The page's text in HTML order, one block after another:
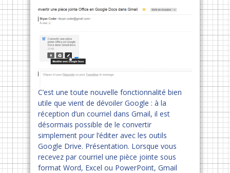
C’est une toute nouvelle fonctionnalité bien
utile que vient de dévoiler Google : à la
réception d’un courriel dans Gmail, il est
désormais possible de le convertir
simplement pour l’éditer avec les outils
Google Drive. Présentation. Lorsque vous
recevez par courriel une pièce jointe sous
format Word, Excel ou PowerPoint, Gmail